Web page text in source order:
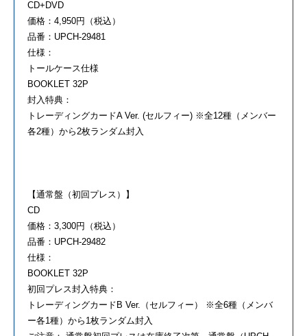
CD+DVD
価格：4,950円（税込）
品番：UPCH-29481
仕様：
トールケース仕様
BOOKLET 32P
封入特典：
トレーディングカードA Ver. (セルフィー) ※全12種（メンバー
各2種）から2枚ランダム封入
【通常盤（初回プレス）】
CD
価格：3,300円（税込）
品番：UPCH-29482
仕様：
BOOKLET 32P
初回プレス封入特典：
トレーディングカードB Ver.（セルフィー） ※全6種（メンバ
ー各1種）から1枚ランダム封入